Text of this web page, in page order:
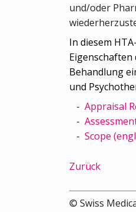
und/oder
In diesem
Behandlung
und
Appraisal
Scope
Zurück
© Swiss